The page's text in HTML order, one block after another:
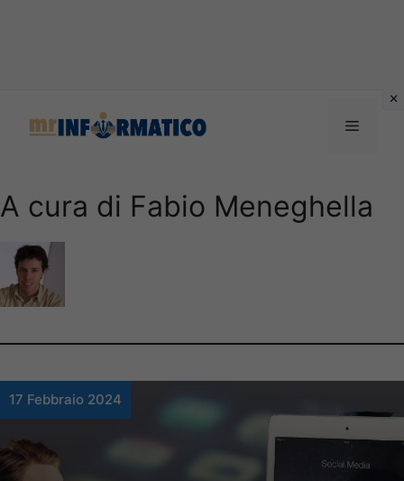
Menu
A cura di Fabio Meneghella
17 Febbraio 2024